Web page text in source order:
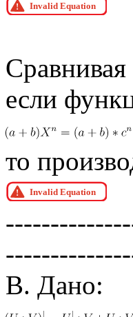
если
то
В. Дано: